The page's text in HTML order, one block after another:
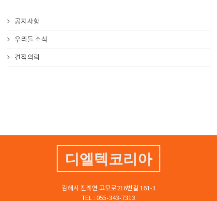
공지사항
우리들 소식
견적의뢰
디엘텍코리아
김해시 진례면 고모로216번길 161-1
TEL : 055-343-7313